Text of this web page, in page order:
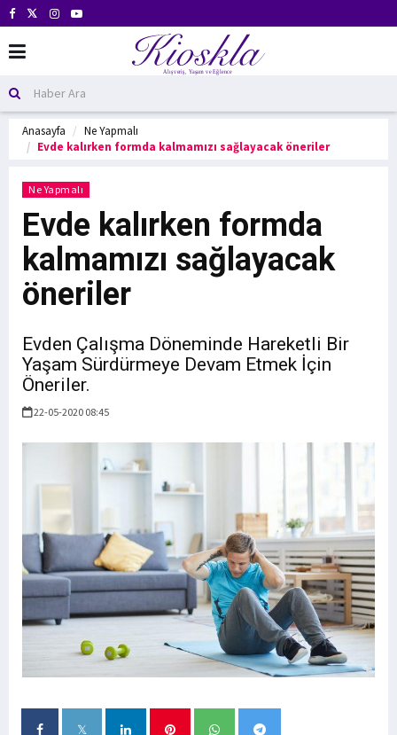
Anasayfa
Ne Yapmalı
Evde kalırken formda kalmamızı sağlayacak öneriler
Ne Yapmalı
Evde kalırken formda
kalmamızı sağlayacak
öneriler
Evden Çalışma Döneminde Hareketli Bir
Yaşam Sürdürmeye Devam Etmek İçin
Öneriler.
22-05-2020 08:45